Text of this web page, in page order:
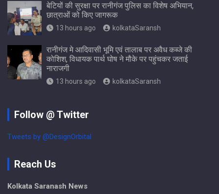
बेटियों की सुरक्षा पर रानीगंज पुलिस का विशेष अभियान,
छात्राओं को किए जागरूक
13 hours ago kolkataSaransh
रानीगंज मे आदिवासी भूमि एवं तालाब पर अवैध कब्जे की
कोशिश, विधायक पार्थ घोष ने मौके पर पहुंचकर जताई
नाराजगी
13 hours ago kolkataSaransh
Follow @ Twitter
Tweets by @DesignOrbital
Reach Us
Kolkata Saranash News